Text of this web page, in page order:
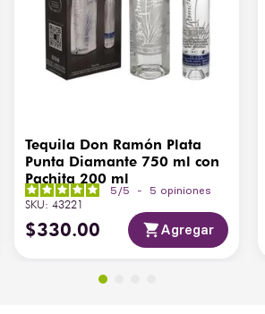
Tequila Don Ramón Plata
Punta Diamante 750 ml con
Pachita 200 ml
5 /5 - 5 opiniones
SKU:43221
$330.00 Agregar